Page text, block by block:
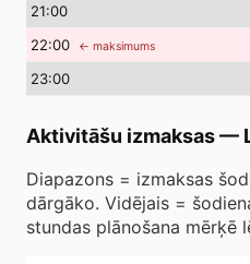
21:00
22:00 ← maksimums
23:00
Aktivitāšu izmaksas—
Diapazons = izmaksas
dārgāko. Vidējais =
stundas plānošana mērķē